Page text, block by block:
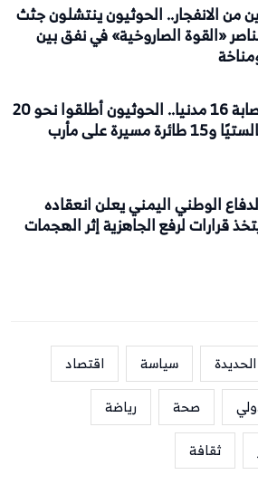
من الانفجار.. الحوثيون ينتشلون جثث
«القوة الصاروخية» في نفق بين
مقتل وإصابة 16 مدنيا.. الحوثيون أطلقوا نحو 20
مسيرة على مأرب
الوطني اليمني يعلن انعقاده
قرارات لرفع الجاهزية إثر الهجمات
سياسة
اقتصاد
صحة
رياضة
ثقافة